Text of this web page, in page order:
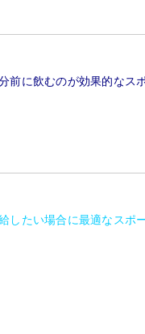
前に飲むのが効果的なス
したい場合に最適なスポ